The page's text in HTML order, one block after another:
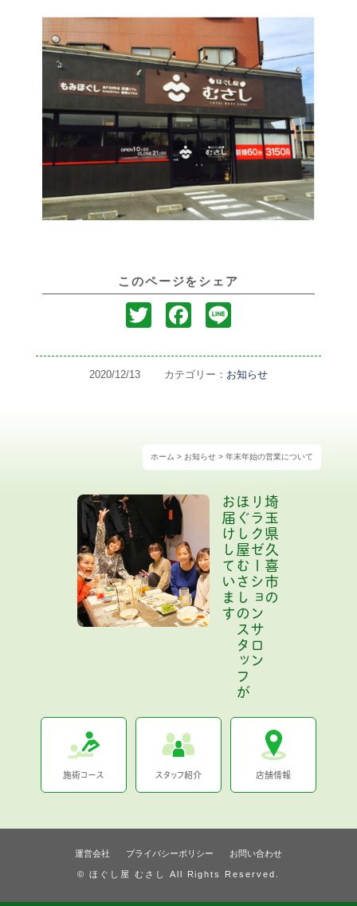
このページをシェア
T
it
F
c
o
k
n
2020/12/13 カテゴリー： お知らせ
ホーム > お知らせ> 年末年始の営業について
埼玉県久喜市の
リラクゼーションサロン
ほぐし屋むさしのスタッフが
お届けしています
施術コース スタッフ紹介 店舗情報
運営会社 プライバシーポリシー お問い合わせ
© ほぐし屋 むさし All Rights Reserved.